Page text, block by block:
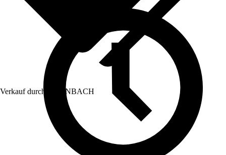
Verkauf durch: HORNBACH